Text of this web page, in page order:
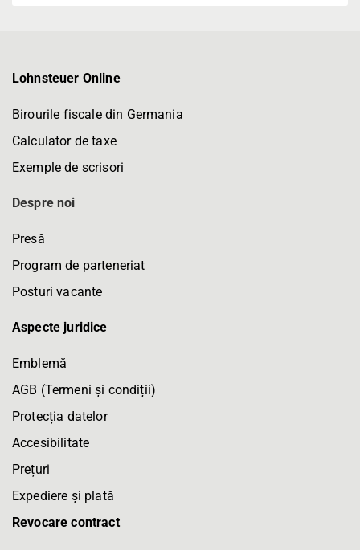
Lohnsteuer Online
Birourile fiscale din Germania
Calculator de taxe
Exemple de scrisori
Despre noi
Presă
Program de parteneriat
Posturi vacante
Aspecte juridice
Emblemă
AGB (Termeni și condiții)
Protecția datelor
Accesibilitate
Prețuri
Expediere și plată
Revocare contract